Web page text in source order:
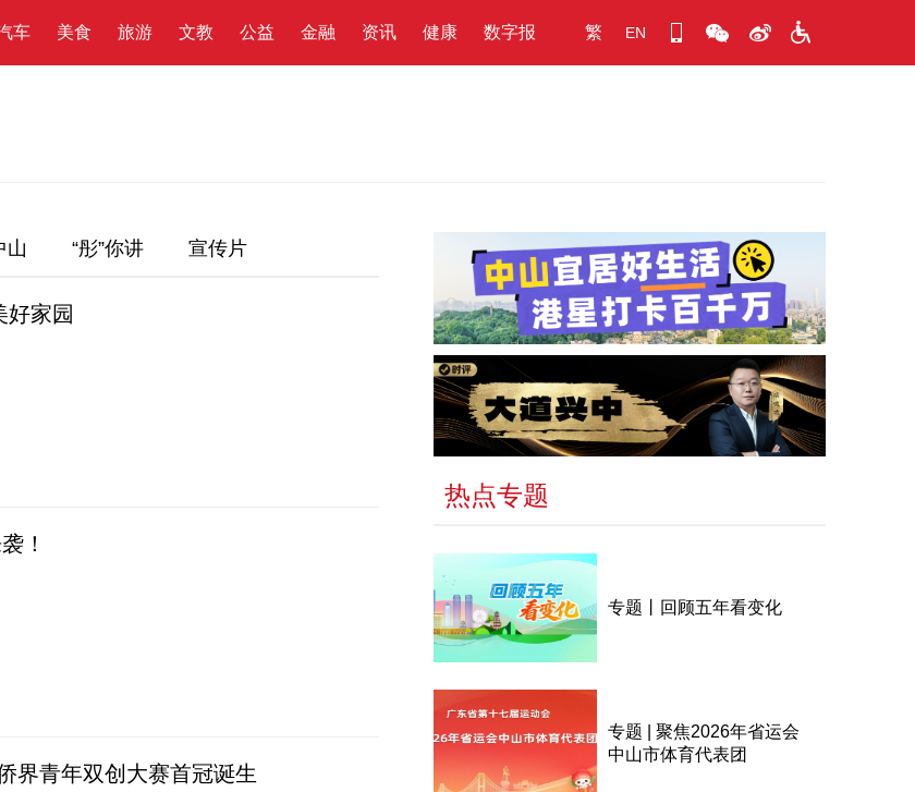
车 美食 旅游 文教 公益 金融 资讯 健康 数字报 繁 EN
山 “彤”你讲 宣传片
好家园
！
界青年双创大赛首冠诞生
热点专题
专题丨回顾五年看变化
专题 | 聚焦2026年省运会
中山市体育代表团